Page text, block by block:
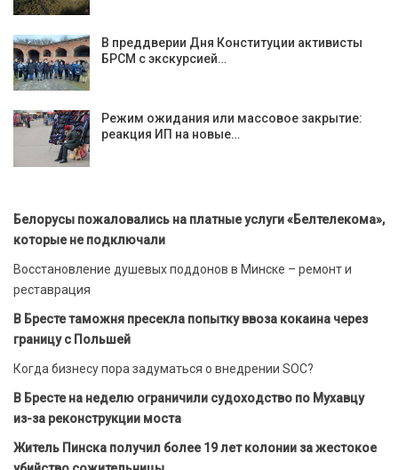
В преддверии Дня Конституции активисты
БРСМ с экскурсией…
Режим ожидания или массовое закрытие:
реакция ИП на новые…
Белорусы пожаловались на платные услуги «Белтелекома»,
которые не подключали
Восстановление душевых поддонов в Минске – ремонт и
реставрация
В Бресте таможня пресекла попытку ввоза кокаина через
границу с Польшей
Когда бизнесу пора задуматься о внедрении SOC?
В Бресте на неделю ограничили судоходство по Мухавцу
из-за реконструкции моста
Житель Пинска получил более 19 лет колонии за жестокое